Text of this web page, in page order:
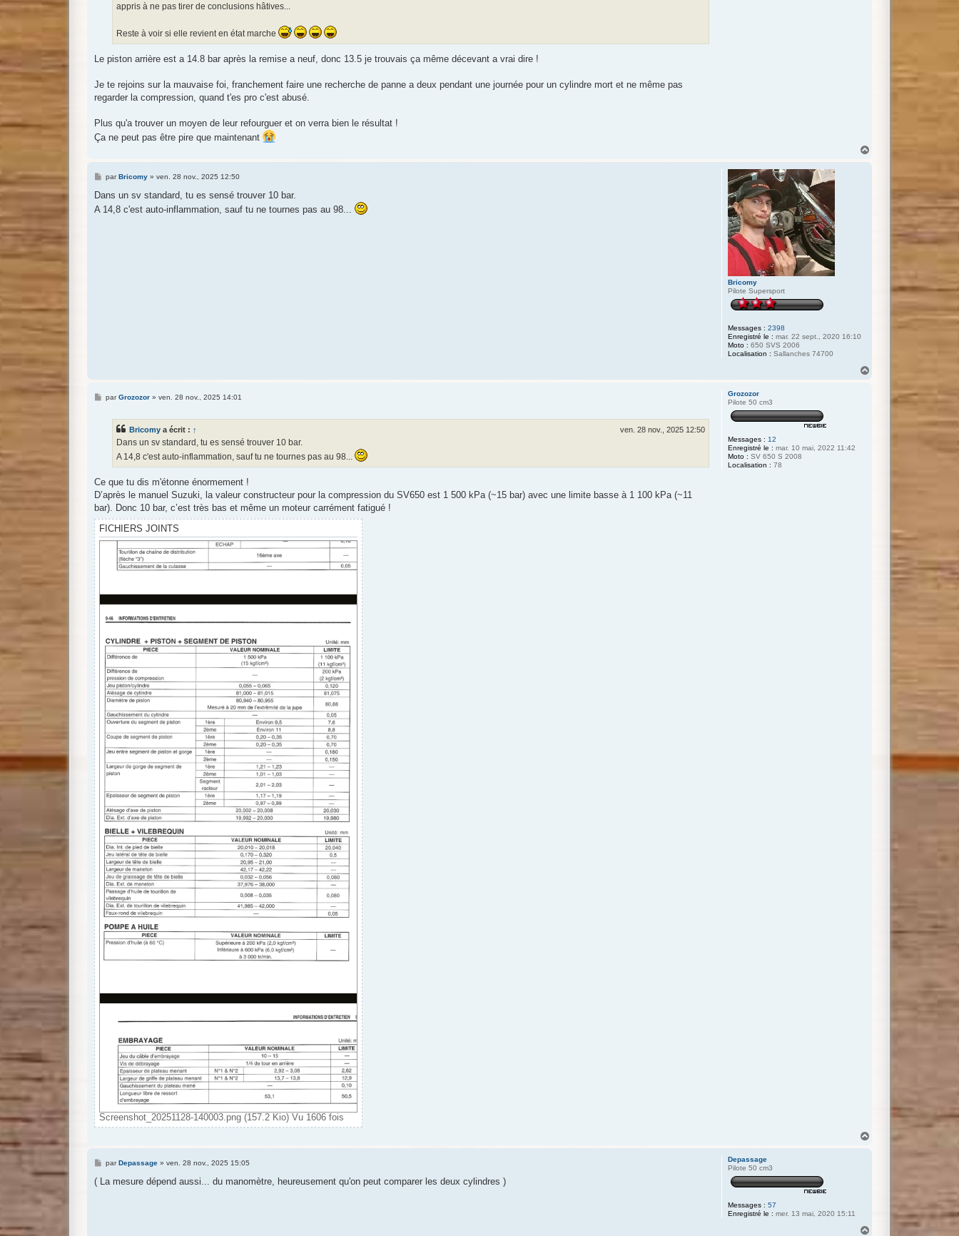
appris à ne pas tirer de conclusions hâtives...
Reste à voir si elle revient en état marche
Le piston arrière est a 14.8 bar après la remise a neuf, donc 13.5 je trouvais ça même décevant a vrai dire !
Je te rejoins sur la mauvaise foi, franchement faire une recherche de panne a deux pendant une journée pour un cylindre mort et ne même pas
regarder la compression, quand t'es pro c'est abusé.
Plus qu'a trouver un moyen de leur refourguer et on verra bien le résultat !
Ça ne peut pas être pire que maintenant
Bricomy
Pilote Supersport
Messages : 2398
Enregistré le : mar. 22 sept., 2020 16:10
Moto : 650 SVS 2006
Localisation : Sallanches 74700
M
s
a
par Bricomy» ven. 28 nov., 2025 12:50
Dans un sv standard, tu es sensé trouver 10 bar.
A 14,8 c'est auto-inflammation, sauf tu ne tournes pas au 98...
Grozozor
Pilote 50 cm3
Messages : 12
Enregistré le : mar. 10 mai, 2022 11:42
Moto : SV 650 S 2008
Localisation : 78
MparGrozozor» ven. 28 nov., 2025 14:01
Bricomy a écrit : ↑ ven. 28 nov., 2025 12:50
Dans un sv standard, tu es sensé trouver 10 bar.
A 14,8 c'est auto-inflammation, sauf tu ne tournes pas au 98...
Ce que tu dis m'étonne énormement !
D’après le manuel Suzuki, la valeur constructeur pour la compression du SV650 est 1 500 kPa (~15 bar) avec une limite basse à 1 100 kPa (~11
bar). Donc 10 bar, c’est très bas et même un moteur carrément fatigué !
FICHIERS JOINTS
Screenshot_20251128-140003.png (157.2 Kio) Vu 1606 fois
Depassage
Pilote 50 cm3
Messages : 57
Enregistré le : mer. 13 mai, 2020 15:11
M
s
parDepassage» ven. 28 nov., 2025 15:05
( La mesure dépend aussi... du manomètre, heureusement qu'on peut comparer les deux cylindres )